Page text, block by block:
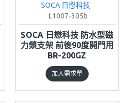
SOCA 日懋科技
L1007-305b
SOCA 日懋科技 防水型磁
力鎖支架 前後90度開門用
BR-200GZ
加入需求單